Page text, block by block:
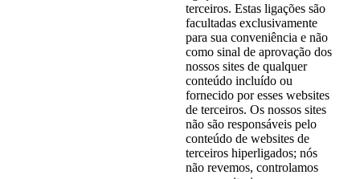
terceiros. Estas ligações são
facultadas exclusivamente
para sua conveniência e não
como sinal de aprovação dos
nossos sites de qualquer
conteúdo incluído ou
fornecido por esses websites
de terceiros. Os nossos sites
não são responsáveis pelo
conteúdo de websites de
terceiros hiperligados; nós
não revemos, controlamos